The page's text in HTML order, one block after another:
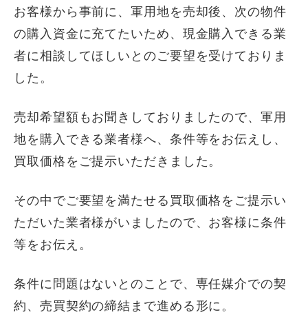
お客様から事前に、軍用地を売却後、次の物件
の購入資金に充てたいため、現金購入できる業
者に相談してほしいとのご要望を受けておりま
した。
売却希望額もお聞きしておりましたので、軍用
地を購入できる業者様へ、条件等をお伝えし、
買取価格をご提示いただきました。
その中でご要望を満たせる買取価格をご提示い
ただいた業者様がいましたので、お客様に条件
等をお伝え。
条件に問題はないとのことで、専任媒介での契
約、売買契約の締結まで進める形に。